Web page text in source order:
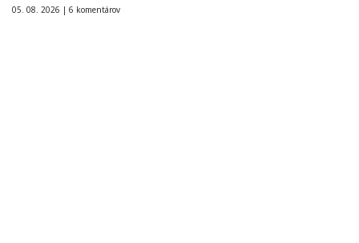
05. 08. 2026 | 6 komentárov